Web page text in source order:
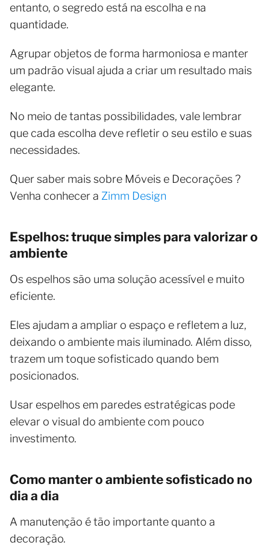
entanto, o segredo está na escolha e na
quantidade.
Agrupar objetos de forma harmoniosa e manter
um padrão visual ajuda a criar um resultado mais
elegante.
No meio de tantas possibilidades, vale lembrar
que cada escolha deve refletir o seu estilo e suas
necessidades.
Quer saber mais sobre Móveis e Decorações ?
Venha conhecer a Zimm Design
Espelhos: truque simples para valorizar o
ambiente
Os espelhos são uma solução acessível e muito
eficiente.
Eles ajudam a ampliar o espaço e refletem a luz,
deixando o ambiente mais iluminado. Além disso,
trazem um toque sofisticado quando bem
posicionados.
Usar espelhos em paredes estratégicas pode
elevar o visual do ambiente com pouco
investimento.
Como manter o ambiente sofisticado no
dia a dia
A manutenção é tão importante quanto a
decoração.